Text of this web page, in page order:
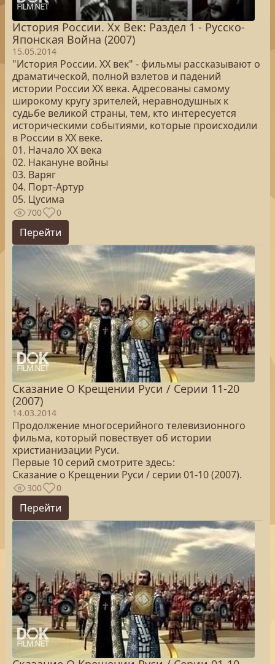
История России. Хх Век: Раздел 1 - Русско-
Японская Война (2007)
15.05.2014
"История России. XX век" - фильмы рассказывают о
драматической, полной взлетов и падений
истории России XX века. Адресованы самому
широкому кругу зрителей, неравнодушных к
судьбе великой страны, тем, кто интересуется
историческими событиями, которые происходили
в России в XX веке.
01. Начало XX века
02. Накануне войны
03. Варяг
04. Порт-Артур
05. Цусима
700 0
Перейти
Сказание О Крещении Руси / Серии 11-20
(2007)
14.03.2014
Продолжение многосерийного телевизионного
фильма, который повествует об истории
христианизации Руси.
Первые 10 серий смотрите здесь:
Сказание о Крещении Руси / серии 01-10 (2007).
300 0
Перейти